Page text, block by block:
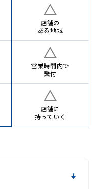
店舗の
ある地域
営業時間内で
受付
店舗に
持っていく